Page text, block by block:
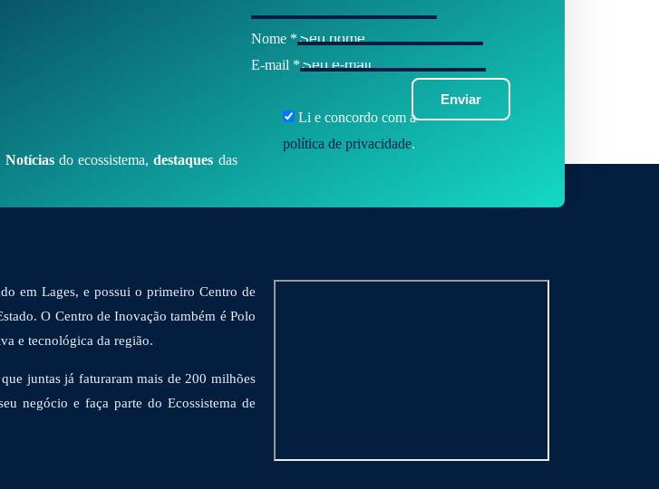
Notíciasdo ecossistema,destaques das
Nome *
E-mail *
Enviar
Li e concordo com a
política de privacidade.
em Lages, e possui o primeiro Centro de
O Centro de Inovação também é Polo
e tecnológica da região.
juntas já faturaram mais de 200 milhões
negócio e faça parte do Ecossistema de